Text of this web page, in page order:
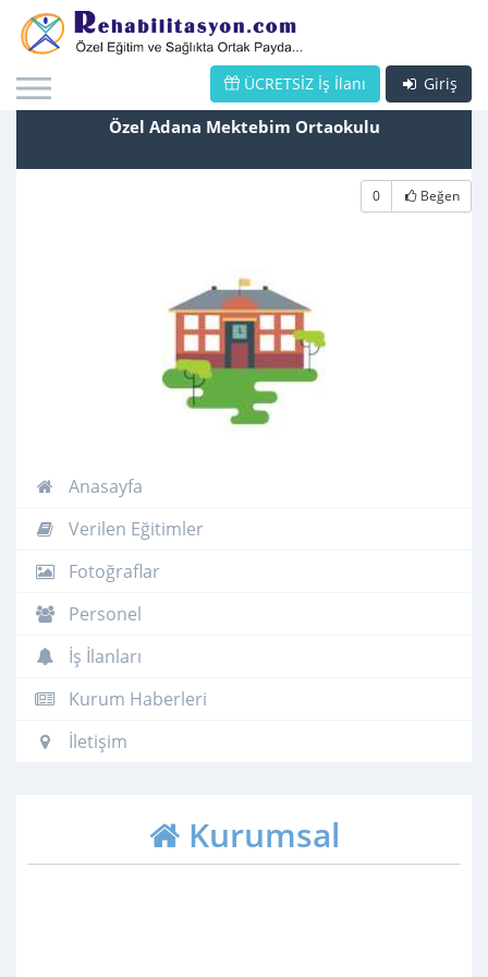
Giriş
ÜCRETSİZ İş İlanı
Özel Adana Mektebim Ortaokulu
0 Beğen
Anasayfa
Verilen Eğitimler
Fotoğraflar
Personel
İş İlanları
Kurum Haberleri
İletişim
Kurumsal